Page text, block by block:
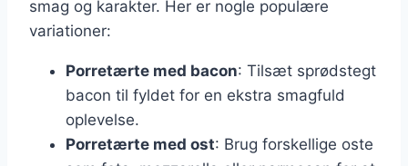
smag og karakter. Her er nogle populære
variationer:
Porretærte med bacon: Tilsæt sprødstegt
bacon til fyldet for en ekstra smagfuld
oplevelse.
Porretærte med ost: Brug forskellige oste